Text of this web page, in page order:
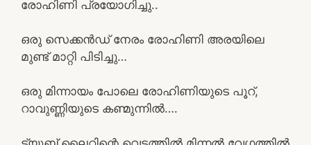
രോഹിണി പ്രയോഗിച്ചു..
ഒരു സെക്കൻഡ് നേരം രോഹിണി അരയിലെ
മുണ്ട് മാറ്റി പിടിച്ചു…
ഒരു മിന്നായം പോലെ രോഹിണിയുടെ പൂറ്,
റാവുണ്ണിയുടെ കണ്മുന്നിൽ….